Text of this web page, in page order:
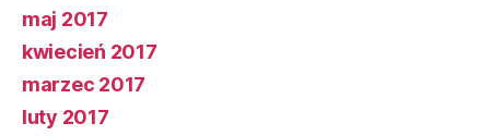
maj 2017
kwiecień 2017
marzec 2017
luty 2017